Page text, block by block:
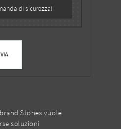
Stones vuole
soluzioni